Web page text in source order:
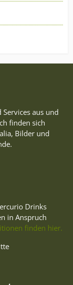
aus und
finden sich
Bilder und
Drinks
in Anspruch
finden hier.